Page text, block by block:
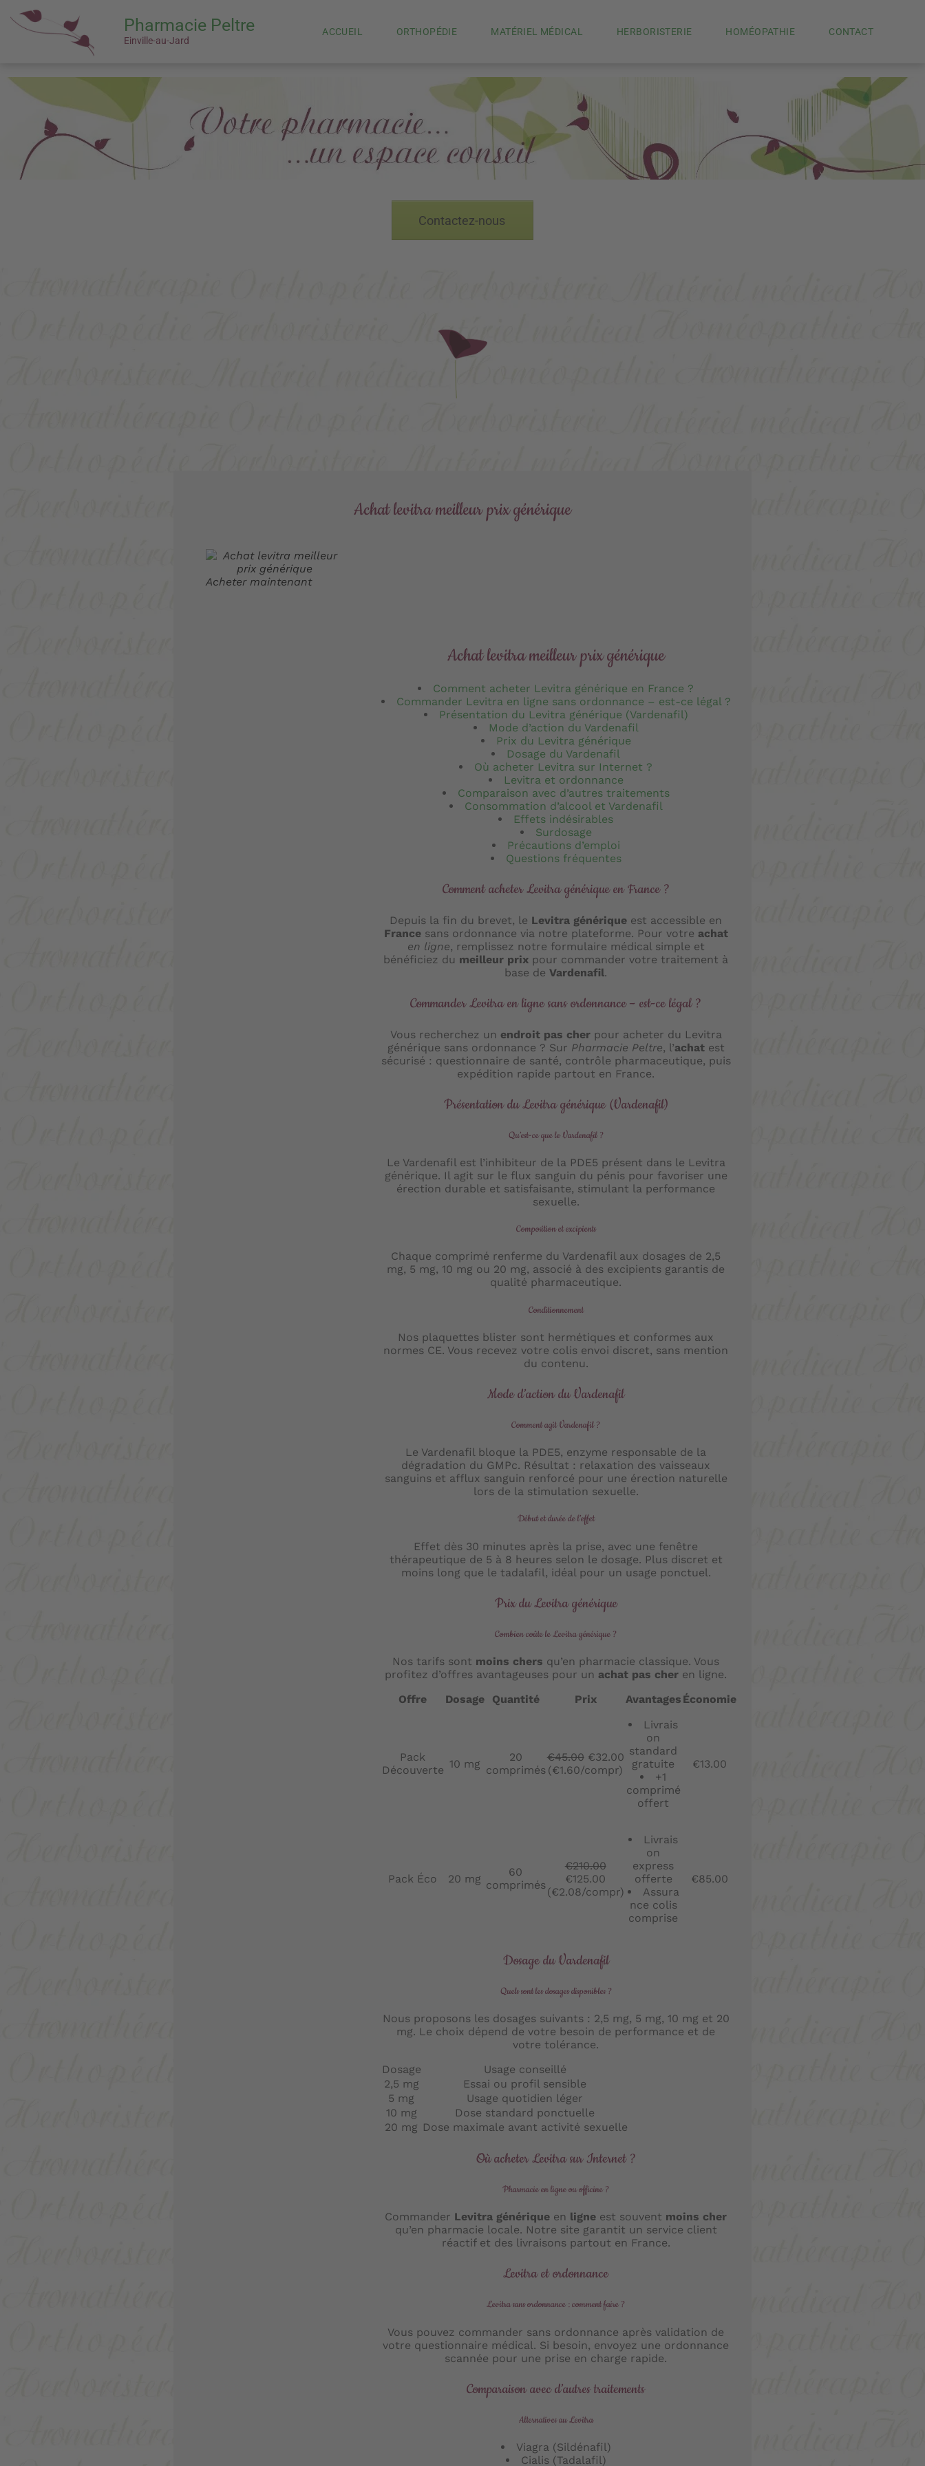
Pharmacie Peltre
Einville-au-Jard
ACCUEIL ORTHOPÉDIE MATÉRIEL MÉDICAL HERBORISTERIE HOMÉOPATHIE CONTACT
Contactez-nous
Achat levitra meilleur prix générique
Acheter maintenant
Achat levitra meilleur prix générique
Comment acheter Levitra générique en France ?
Commander Levitra en ligne sans ordonnance – est-ce légal ?
Présentation du Levitra générique (Vardenafil)
Mode d’action du Vardenafil
Prix du Levitra générique
Dosage du Vardenafil
Où acheter Levitra sur Internet ?
Levitra et ordonnance
Comparaison avec d’autres traitements
Consommation d’alcool et Vardenafil
Effets indésirables
Surdosage
Précautions d’emploi
Questions fréquentes
Comment acheter Levitra générique en France ?
Depuis la fin du brevet, le Levitra générique est accessible en
Francesans ordonnance via notre plateforme. Pour votre achat
en ligne, remplissez notre formulaire médical simple et
bénéficiez du meilleur prix pour commander votre traitement à
base deVardenafil.
Commander Levitra en ligne sans ordonnance – est-ce légal ?
Vous recherchez un endroit pas cherpour acheter du Levitra
générique sans ordonnance ? Sur Pharmacie Peltre, l’achatest
sécurisé : questionnaire de santé, contrôle pharmaceutique, puis
expédition rapide partout en France.
Présentation du Levitra générique (Vardenafil)
Qu’est-ce que le Vardenafil ?
Le Vardenafil est l’inhibiteur de la PDE5 présent dans le Levitra
générique. Il agit sur le flux sanguin du pénis pour favoriser une
érection durable et satisfaisante, stimulant la performance
sexuelle.
Composition et excipients
Chaque comprimé renferme du Vardenafil aux dosages de 2,5
mg, 5 mg, 10 mg ou 20 mg, associé à des excipients garantis de
qualité pharmaceutique.
Conditionnement
Nos plaquettes blister sont hermétiques et conformes aux
normes CE. Vous recevez votre colis envoi discret, sans mention
du contenu.
Mode d’action du Vardenafil
Comment agit Vardenafil ?
Le Vardenafil bloque la PDE5, enzyme responsable de la
dégradation du GMPc. Résultat : relaxation des vaisseaux
sanguins et afflux sanguin renforcé pour une érection naturelle
lors de la stimulation sexuelle.
Début et durée de l’effet
Effet dès 30 minutes après la prise, avec une fenêtre
thérapeutique de 5 à 8 heures selon le dosage. Plus discret et
moins long que le tadalafil, idéal pour un usage ponctuel.
Prix du Levitra générique
Combien coûte le Levitra générique ?
Nos tarifs sont moins chers qu’en pharmacie classique. Vous
profitez d’offres avantageuses pour un achat pas cher en ligne.
Offre
Dosage Quantité Prix Avantages Économie
Pack
Découverte 10 mg
20
comprimés
€45.00€32.00
(€1.60/compr)
Livrais
on
standard
gratuite
+1
comprimé
offert
€13.00
Pack Éco 20 mg
60
comprimés
€210.00
€125.00
(€2.08/compr)
Livrais
on
express
offerte
Assura
nce colis
comprise
€85.00
Dosage du Vardenafil
Quels sont les dosages disponibles ?
Nous proposons les dosages suivants : 2,5 mg, 5 mg, 10 mg et 20
mg. Le choix dépend de votre besoin de performance et de
votre tolérance.
Dosage
Usage conseillé
2,5 mg
Essai ou profil sensible
5 mg
Usage quotidien léger
10 mg
Dose standard ponctuelle
20 mg Dose maximale avant activité sexuelle
Où acheter Levitra sur Internet ?
Pharmacie en ligne ou officine ?
Commander Levitra générique en ligne est souvent moins cher
qu’en pharmacie locale. Notre site garantit un service client
réactif et des livraisons partout en France.
Levitra et ordonnance
Levitra sans ordonnance : comment faire ?
Vous pouvez commander sans ordonnance après validation de
votre questionnaire médical. Si besoin, envoyez une ordonnance
scannée pour une prise en charge rapide.
Comparaison avec d’autres traitements
Alternatives au Levitra
Viagra (Sildénafil)
Cialis (Tadalafil)